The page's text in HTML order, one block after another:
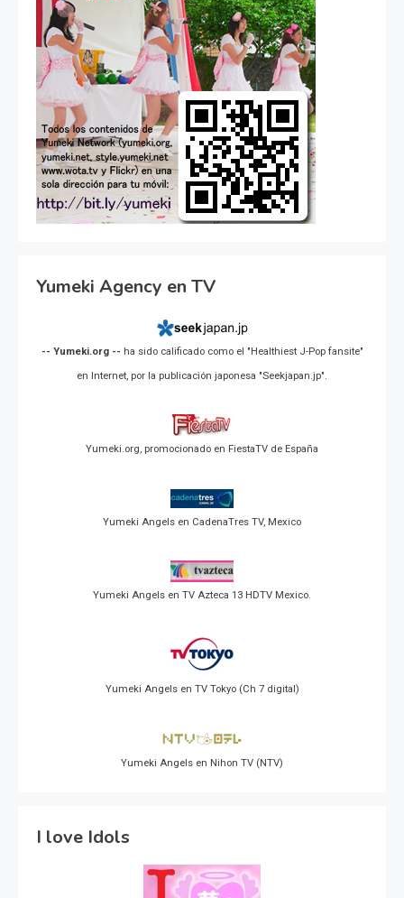
Yumeki Agency en TV
-- Yumeki.org -- ha sido calificado como el "Healthiest J-Pop fansite"
en Internet, por la publicación japonesa "Seekjapan.jp".
Yumeki.org, promocionado en FiestaTV de España
Yumeki Angels en CadenaTres TV, Mexico
Yumeki Angels en TV Azteca 13 HDTV Mexico.
Yumeki Angels en TV Tokyo (Ch 7 digital)
Yumeki Angels en Nihon TV (NTV)
I love Idols